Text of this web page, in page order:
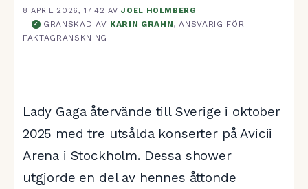
8 APRIL 2026, 17:42 AVJOEL HOLMBERG
· ✓ GRANSKAD AV KARIN GRAHN, ANSVARIG FÖR
FAKTAGRANSKNING
Lady Gaga återvände till Sverige i oktober
2025 med tre utsålda konserter på Avicii
Arena i Stockholm. Dessa shower
utgjorde en del av hennes åttonde